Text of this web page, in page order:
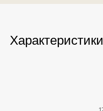
Характеристики